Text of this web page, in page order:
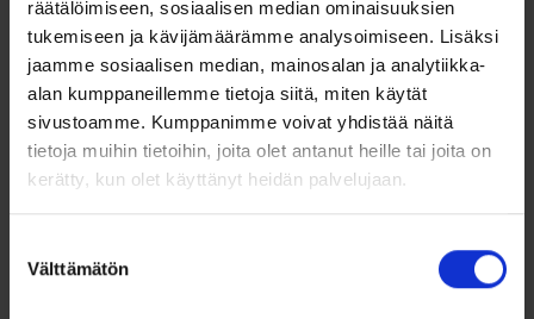
räätälöimiseen, sosiaalisen median ominaisuuksien
tukemiseen ja kävijämäärämme analysoimiseen. Lisäksi
jaamme sosiaalisen median, mainosalan ja analytiikka-
alan kumppaneillemme tietoja siitä, miten käytät
sivustoamme. Kumppanimme voivat yhdistää näitä
tietoja muihin tietoihin, joita olet antanut heille tai joita on
kerätty, kun olet käyttänyt heidän palvelujaan.
valinta
Välttämätön
Tuotetiedot
Kihlasormus titaani ti3001-6
Sormuksen leveys 6,0mm
Sormuksen korkeus 1,9mm
Kaiverrus
Tee sormuksestasi ainutlaatuinen ja henkilökohtainen
kaiverruksella! Tämä pieni yksityiskohta tekee sormuksestasi